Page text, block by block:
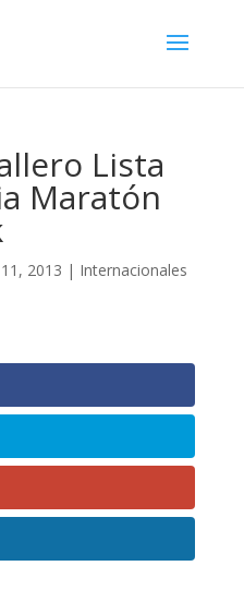
Lista
Maratón
2013 | Internacionales